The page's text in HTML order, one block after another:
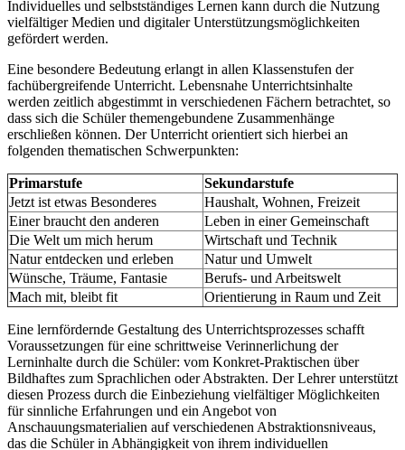
Individuelles und selbstständiges Lernen kann durch die Nutzung
vielfältiger Medien und digitaler Unterstützungsmöglichkeiten
gefördert werden.
Eine besondere Bedeutung erlangt in allen Klassenstufen der
fachübergreifende Unterricht. Lebensnahe Unterrichtsinhalte
werden zeitlich abgestimmt in verschiedenen Fächern betrachtet, so
dass sich die Schüler themengebundene Zusammenhänge
erschließen können. Der Unterricht orientiert sich hierbei an
folgenden thematischen Schwerpunkten:
Primarstufe
Sekundarstufe
Jetzt ist etwas Besonderes
Haushalt, Wohnen, Freizeit
Einer braucht den anderen
Leben in einer Gemeinschaft
Die Welt um mich herum
Wirtschaft und Technik
Natur entdecken und erleben
Natur und Umwelt
Wünsche, Träume, Fantasie
Berufs- und Arbeitswelt
Mach mit, bleibt fit
Orientierung in Raum und Zeit
Eine lernfördernde Gestaltung des Unterrichtsprozesses schafft
Voraussetzungen für eine schrittweise Verinnerlichung der
Lerninhalte durch die Schüler: vom Konkret-Praktischen über
Bildhaftes zum Sprachlichen oder Abstrakten. Der Lehrer unterstützt
diesen Prozess durch die Einbeziehung vielfältiger Möglichkeiten
für sinnliche Erfahrungen und ein Angebot von
Anschauungsmaterialien auf verschiedenen Abstraktionsniveaus,
das die Schüler in Abhängigkeit von ihrem individuellen